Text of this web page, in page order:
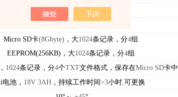
每次测量进行两次数据采集
Micro SD卡(8Gbyte) ，大1024条记录，分4组
EEPROM(256KB) ，大1024条记录，分4组
1024条记录，分4个TXT文件格式，保存在Micro SD卡中
电池， 18V 3AH ，持续工作时间>3小时,可更换